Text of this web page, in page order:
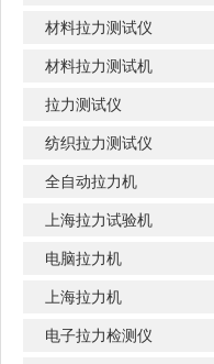
材料拉力测试仪
材料拉力测试机
拉力测试仪
纺织拉力测试仪
全自动拉力机
上海拉力试验机
电脑拉力机
上海拉力机
电子拉力检测仪